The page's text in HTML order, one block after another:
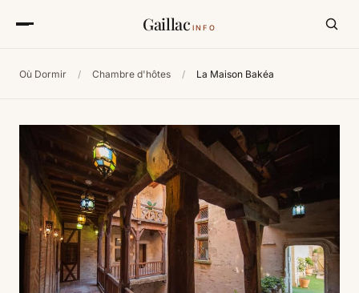
Gaillac INFO
Où Dormir / Chambre d'hôtes / La Maison Bakéa